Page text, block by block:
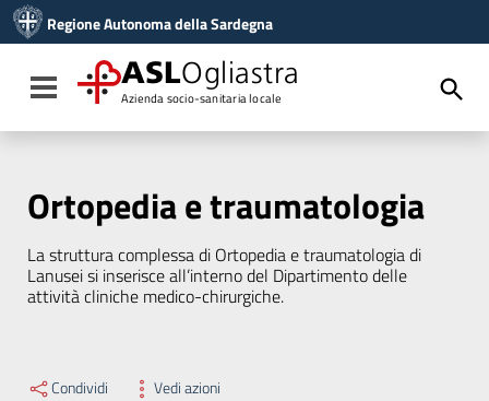
Vai al menu di navigazione
Vai al footer
Regione Autonoma della Sardegna
Toggle navigation
ASLOgliastra
Azienda socio-sanitaria locale
Ortopedia e traumatologia
La struttura complessa di Ortopedia e traumatologia di
Lanusei si inserisce all’interno del Dipartimento delle
attività cliniche medico-chirurgiche.
Condividi Vedi azioni